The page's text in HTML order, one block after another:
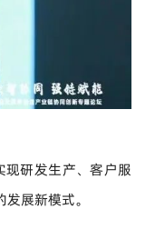
研发生产、客户服
展新模式。